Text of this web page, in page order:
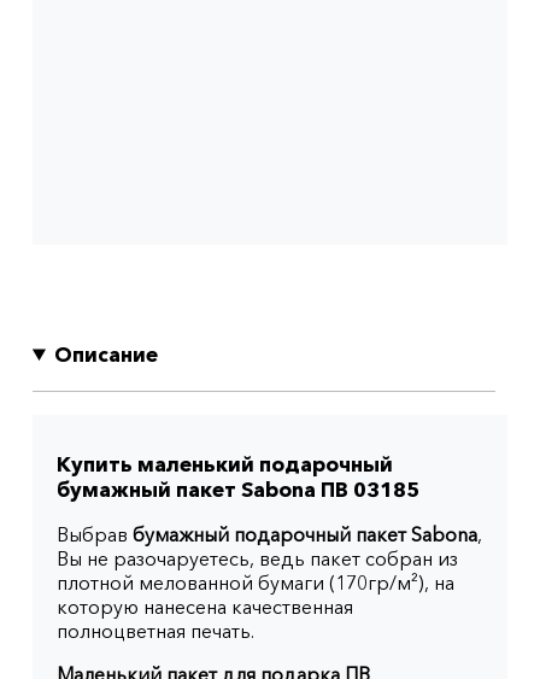
Описание
Купить маленький подарочный
бумажный пакет Sabona ПВ 03185
Выбрав бумажный подарочный пакет Sabona,
Вы не разочаруетесь, ведь пакет собран из
плотной мелованной бумаги (170гр/м²), на
которую нанесена качественная
полноцветная печать.